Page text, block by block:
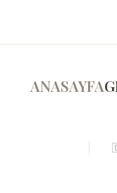
ANASAYFA